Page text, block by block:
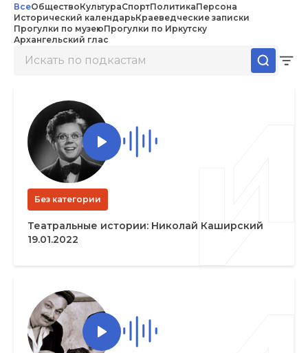
ВсеОбществоКультураСпортПолитикаПерсона
Исторический календарьКраеведческие записки
Прогулки по музеюПрогулки по Иркутску
Архангельский глас
Без категории
Театральные истории: Николай Каширский
19.01.2022